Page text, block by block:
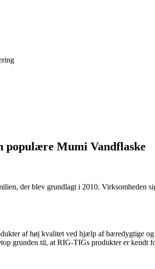
populære Mumi Vandflaske
der blev grundlagt i 2010. Virksomheden
af høj kvalitet ved hjælp af bæredygtige
grunden til, at RIG-TIGs produkter er kendt